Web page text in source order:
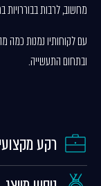
מחשוב, לרבות בבוררויות
עם לקוחותיו נמנות כמה
ובתחום התעשייה.
רקע